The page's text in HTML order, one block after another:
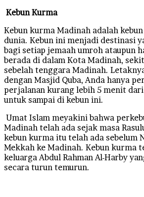
Kebun Kurma
Kebun kurma Madinah adalah
dunia. Kebun ini menjadi destinasi
bagi setiap jemaah umroh ataupun
berada di dalam Kota Madinah,
sebelah tenggara Madinah.
dengan Masjid Quba, Anda hanya
perjalanan kurang lebih 5 menit dari
untuk sampai di kebun ini.
Umat Islam meyakini bahwa
Madinah telah ada sejak masa
kebun kurma itu telah ada sebelum
Mekkah ke Madinah. Kebun kurma
keluarga Abdul Rahman Al-Harby
secara turun temurun.